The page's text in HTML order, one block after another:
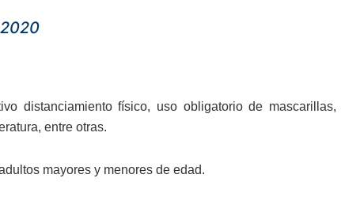
distanciamiento físico, uso obligatorio de mascarillas,
entre otras.
mayores y menores de edad.